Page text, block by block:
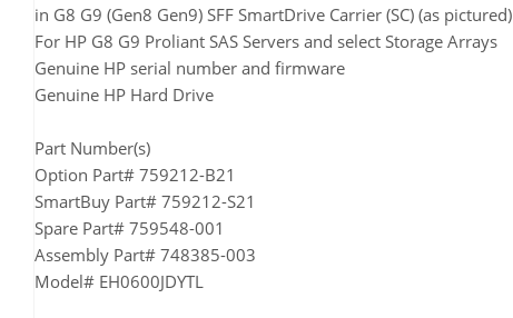
in G8 G9 (Gen8 Gen9) SFF SmartDrive Carrier (SC) (as pictured)
For HP G8 G9 Proliant SAS Servers and select Storage Arrays
Genuine HP serial number and firmware
Genuine HP Hard Drive
Part Number(s)
Option Part# 759212-B21
SmartBuy Part# 759212-S21
Spare Part# 759548-001
Assembly Part# 748385-003
Model# EH0600JDYTL